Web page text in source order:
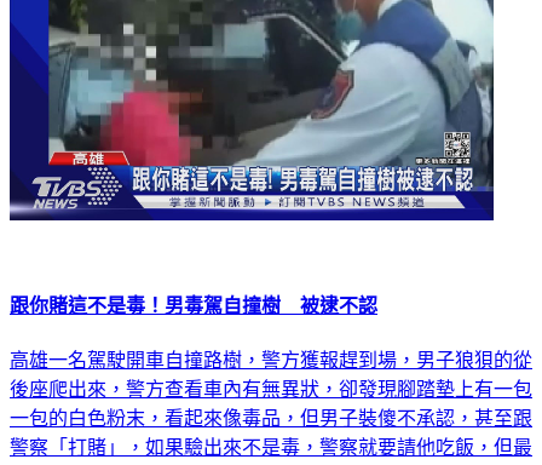
跟你賭這不是毒！男毒駕自撞樹 被逮不認
高雄一名駕駛開車自撞路樹，警方獲報趕到場，男子狼狽的從
後座爬出來，警方查看車內有無異狀，卻發現腳踏墊上有一包
一包的白色粉末，看起來像毒品，但男子裝傻不承認，甚至跟
警察「打賭」，如果驗出來不是毒，警察就要請他吃飯，但最